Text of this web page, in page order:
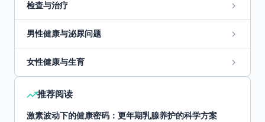
检查与治疗
男性健康与泌尿问题
女性健康与生育
推荐阅读
激素波动下的健康密码：更年期乳腺养护的科学方案